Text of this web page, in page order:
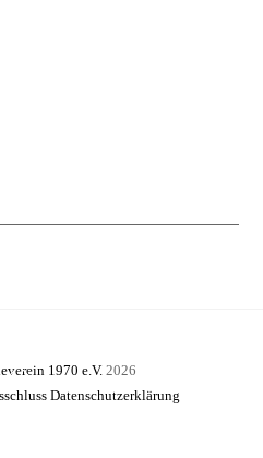
Back
To
1970 e.V. 2026
Datenschutzerklärung